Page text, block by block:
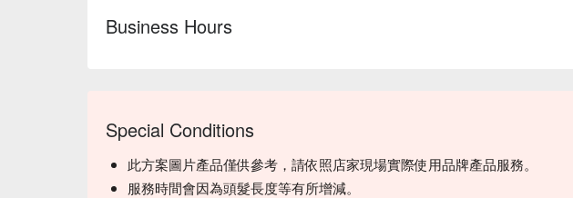
Business Hours
Special Conditions
此方案圖片產品僅供參考，請依照店家現場實際使用品牌產品服務。
服務時間會因為頭髮長度等有所增減。